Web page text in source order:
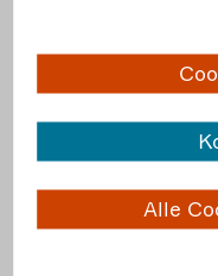
Projekt ON THE
2018
Alle